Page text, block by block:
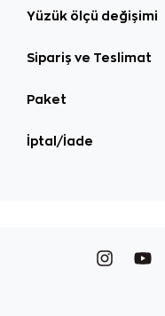
Yüzük ölçü değişimi
Sipariş ve Teslimat
Paket
İptal/İade